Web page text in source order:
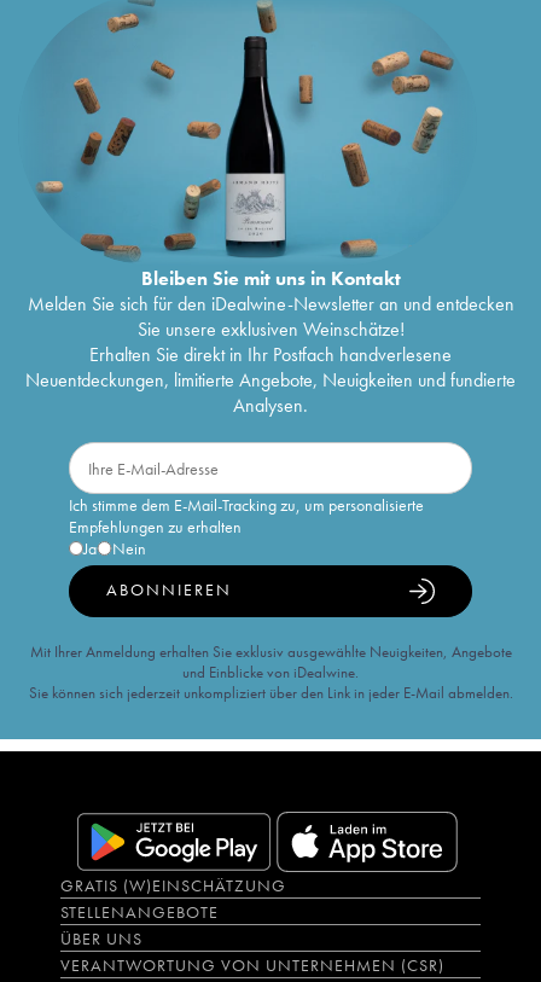
Bleiben Sie mit uns in Kontakt
Melden Sie sich für den iDealwine-Newsletter an und entdecken
Sie unsere exklusiven Weinschätze!
Erhalten Sie direkt in Ihr Postfach handverlesene
Neuentdeckungen, limitierte Angebote, Neuigkeiten und fundierte
Analysen.
Ich stimme dem E-Mail-Tracking zu, um personalisierte
Empfehlungen zu erhalten
Ja
Nein
ABONNIEREN
Mit Ihrer Anmeldung erhalten Sie exklusiv ausgewählte Neuigkeiten, Angebote
und Einblicke von iDealwine.
Sie können sich jederzeit unkompliziert über den Link in jeder E-Mail abmelden.
GRATIS (W)EINSCHÄTZUNG
STELLENANGEBOTE
ÜBER UNS
VERANTWORTUNG VON UNTERNEHMEN (CSR)